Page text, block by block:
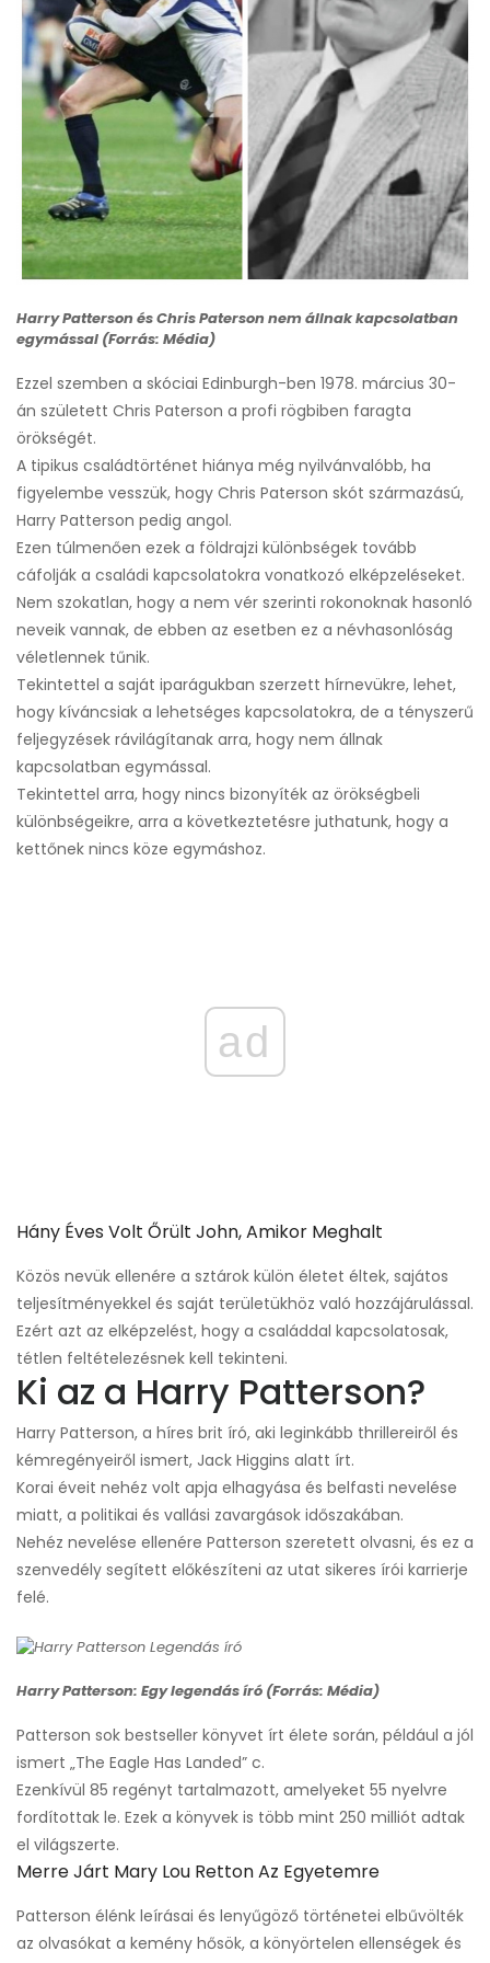
Harry Patterson és Chris Paterson nem állnak kapcsolatban
egymással (Forrás: Média)
Ezzel szemben a skóciai Edinburgh-ben 1978. március 30-
án született Chris Paterson a profi rögbiben faragta
örökségét.
A tipikus családtörténet hiánya még nyilvánvalóbb, ha
figyelembe vesszük, hogy Chris Paterson skót származású,
Harry Patterson pedig angol.
Ezen túlmenően ezek a földrajzi különbségek tovább
cáfolják a családi kapcsolatokra vonatkozó elképzeléseket.
Nem szokatlan, hogy a nem vér szerinti rokonoknak hasonló
neveik vannak, de ebben az esetben ez a névhasonlóság
véletlennek tűnik.
Tekintettel a saját iparágukban szerzett hírnevükre, lehet,
hogy kíváncsiak a lehetséges kapcsolatokra, de a tényszerű
feljegyzések rávilágítanak arra, hogy nem állnak
kapcsolatban egymással.
Tekintettel arra, hogy nincs bizonyíték az örökségbeli
különbségeikre, arra a következtetésre juthatunk, hogy a
kettőnek nincs köze egymáshoz.
ad
Hány Éves Volt Őrült John, Amikor Meghalt
Közös nevük ellenére a sztárok külön életet éltek, sajátos
teljesítményekkel és saját területükhöz való hozzájárulással.
Ezért azt az elképzelést, hogy a családdal kapcsolatosak,
tétlen feltételezésnek kell tekinteni.
Ki az a Harry Patterson?
Harry Patterson, a híres brit író, aki leginkább thrillereiről és
kémregényeiről ismert, Jack Higgins alatt írt.
Korai éveit nehéz volt apja elhagyása és belfasti nevelése
miatt, a politikai és vallási zavargások időszakában.
Nehéz nevelése ellenére Patterson szeretett olvasni, és ez a
szenvedély segített előkészíteni az utat sikeres írói karrierje
felé.
Harry Patterson: Egy legendás író (Forrás: Média)
Patterson sok bestseller könyvet írt élete során, például a jól
ismert „The Eagle Has Landed” c.
Ezenkívül 85 regényt tartalmazott, amelyeket 55 nyelvre
fordítottak le. Ezek a könyvek is több mint 250 milliót adtak
el világszerte.
Merre Járt Mary Lou Retton Az Egyetemre
Patterson élénk leírásai és lenyűgöző történetei elbűvölték
az olvasókat a kemény hősök, a könyörtelen ellenségek és